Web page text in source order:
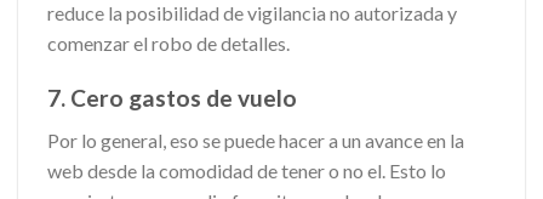
reduce la posibilidad de vigilancia no autorizada y
comenzar el robo de detalles.
7. Cero gastos de vuelo
Por lo general, eso se puede hacer a un avance en la
web desde la comodidad de tener o no el. Esto lo